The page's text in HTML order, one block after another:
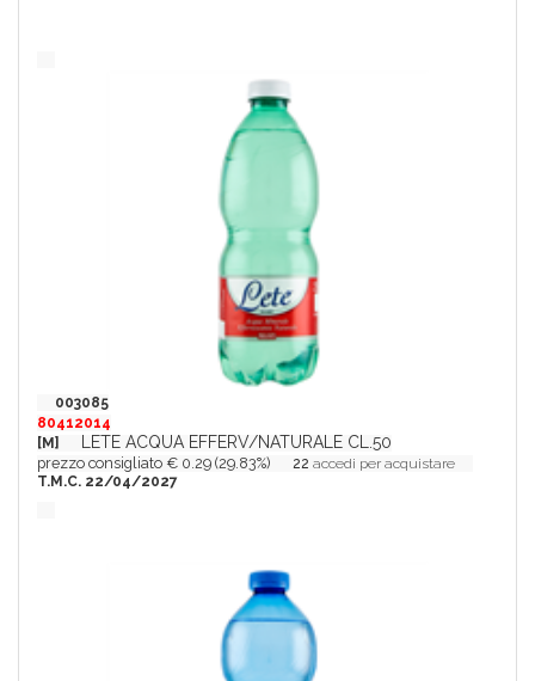
003085
80412014
[M]
LETE ACQUA EFFERV/NATURALE CL.50
prezzo consigliato € 0.29 (29.83%) 22 accedi per acquistare
T.M.C. 22/04/2027